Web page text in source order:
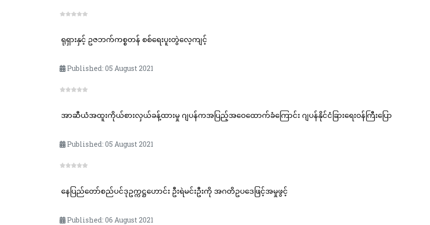
ရုရှားနှင့် ဥဇဘက်ကစ္စတန် စစ်ရေးပူးတွဲလေ့ကျင့်
Published: 05 August 2021
အာဆီယံအထူးကိုယ်စားလှယ်ခန့်ထားမှု ဂျပန်ကအပြည့်အဝေထောက်ခံကြောင်း ဂျပန်နိုင်ငံခြားရေးဝန်ကြီးပြော
Published: 05 August 2021
နေပြည်တော်စည်ပင်ဒုဥက္ကဋ္ဌဟောင်း ဦးရဲမင်းဦးကို အဂတိဥပဒေဖြင့်အမှုဖွင့်
Published: 06 August 2021